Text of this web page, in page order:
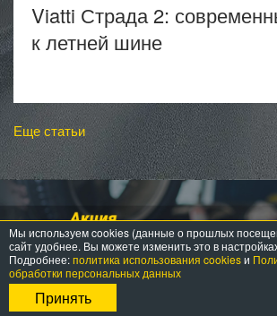
Viatti Страда 2:
к летней шине
Еще статьи
Мы используем cookies (данные о прошлых
сайт удобнее. Вы можете изменить это в
Подробнее:политика использования cookiesи
обработки персональных данных
Принять